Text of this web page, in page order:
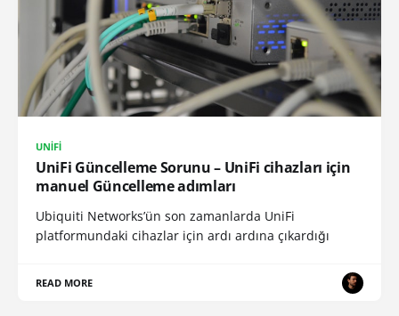
UNIFI
UniFi Güncelleme Sorunu – UniFi cihazları için
manuel Güncelleme adımları
Ubiquiti Networks’ün son zamanlarda UniFi
platformundaki cihazlar için ardı ardına çıkardığı
READ MORE